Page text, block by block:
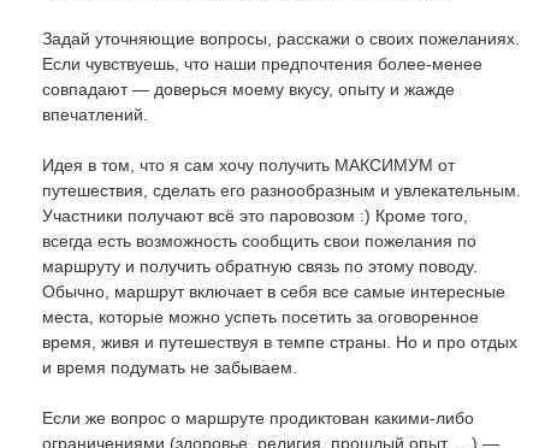
Задай уточняющие вопросы, расскажи о своих пожеланиях.
Если чувствуешь, что наши предпочтения более-менее
совпадают — доверься моему вкусу, опыту и жажде
впечатлений.
Идея в том, что я сам хочу получить МАКСИМУМ от
путешествия, сделать его разнообразным и увлекательным.
Участники получают всё это паровозом :) Кроме того,
всегда есть возможность сообщить свои пожелания по
маршруту и получить обратную связь по этому поводу.
Обычно, маршрут включает в себя все самые интересные
места, которые можно успеть посетить за оговоренное
время, живя и путешествуя в темпе страны. Но и про отдых
и время подумать не забываем.
Если же вопрос о маршруте продиктован какими-либо
ограничениями (здоровье, религия, прошлый опыт, …) —